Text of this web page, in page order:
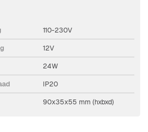
110-230V
12V
24W
IP20
90x35x55 mm (hxbxd)